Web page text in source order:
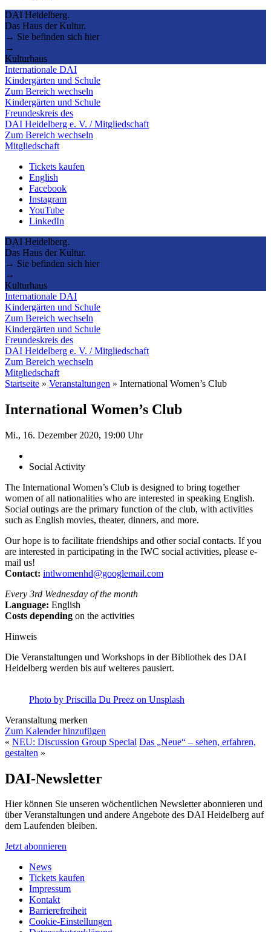
DAI Heidelberg.
Das Haus der Kultur.
→ Sie befinden sich hier
→
Kulturhaus
Internationale DAI
Kindergärten und Schule
Zum Bereich wechseln
Kindergärten und Schule
Freundeskreis des
DAI Heidelberg e. V. / Mitgliedschaft
Zum Bereich wechseln
Mitgliedschaft
Tickets kaufen
English
Facebook
Instagram
YouTube
LinkedIn
DAI Heidelberg.
Das Haus der Kultur.
→ Sie befinden sich hier
→
Kulturhaus
Internationale DAI
Kindergärten und Schule
Zum Bereich wechseln
Kindergärten und Schule
Freundeskreis des
DAI Heidelberg e. V. / Mitgliedschaft
Zum Bereich wechseln
Mitgliedschaft
Startseite » Veranstaltungen » International Women’s Club
International Women’s Club
Mi., 16. Dezember 2020, 19:00 Uhr
Social Activity
The International Women’s Club is designed to bring together
women of all nationalities who are interested in speaking English.
Social outings are the primary function of the club, with activities
such as English movies, theater, dinners, and more.
Our hope is to facilitate friendships and other social contacts. If you
are interested in participating in the IWC social activities, please e-
mail us!
Contact: intlwomenhd@googlemail.com
Every 3rd Wednesday of the month
Language: English
Costs depending on the activities
Hinweis
Die Veranstaltungen und Workshops in der Bibliothek des DAI
Heidelberg werden bis auf weiteres pausiert.
Photo by Priscilla Du Preez on Unsplash
Veranstaltung merken
Zum Kalender hinzufügen
« NEU: Discussion Group Special Das „Neue“ – sehen, erfahren,
gestalten »
DAI-Newsletter
Hier können Sie unseren wöchentlichen Newsletter abonnieren und
über Veranstaltungen und andere Angebote des DAI Heidelberg auf
dem Laufenden bleiben.
Jetzt abonnieren
News
Tickets kaufen
Impressum
Kontakt
Barrierefreiheit
Cookie-Einstellungen